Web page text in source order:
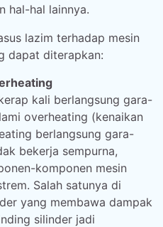
hal-hal lainnya.
lazim terhadap mesin
dapat diterapkan:
kali berlangsung gara-
overheating (kenaikan
berlangsung gara-
bekerja sempurna,
komponen mesin
Salah satunya di
yang membawa dampak
silinder jadi